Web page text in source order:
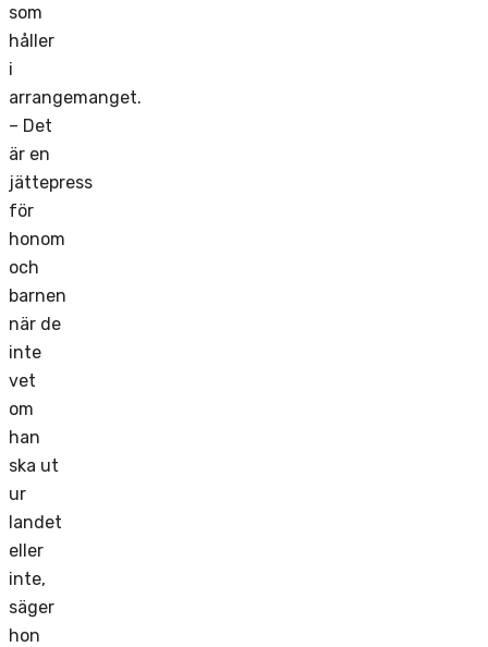
som
håller
i
arrangemanget.
– Det
är en
jättepress
för
honom
och
barnen
när de
inte
vet
om
han
ska ut
ur
landet
eller
inte,
säger
hon